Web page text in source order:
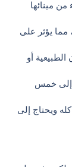
من مينائها
مما يؤثر على
أو
إلى خمس
ويحتاج إلى